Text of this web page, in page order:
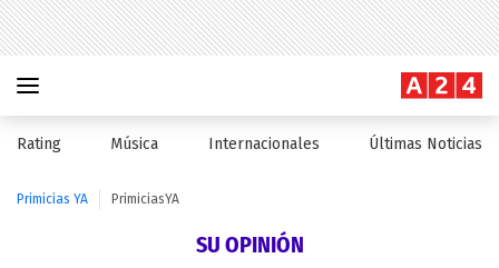
Rating Música Internacionales Últimas Noticias
Primicias YA PrimiciasYA
SU OPINIÓN